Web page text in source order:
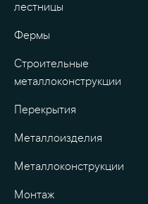
лестницы
Фермы
Строительные
металлоконструкции
Перекрытия
Металлоизделия
Металлоконструкции
Монтаж